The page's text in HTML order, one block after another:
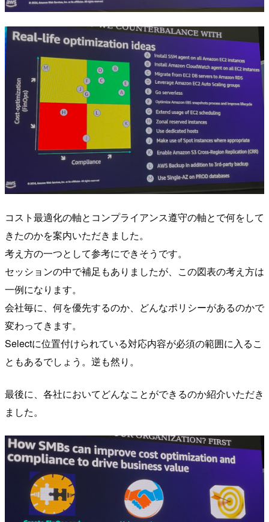
コスト最適化の軸とコンプライアンス遵守の軸とで何をして
きたのかを案内いただきました。
考え方の一つとして参考にできそうです。
セッションの中で補足もありましたが、この図表の考え方は
一例になります。
会社毎に、何を優先するのか、どんなポリシーがあるのかで
変わってきます。
Selectに位置付けられている対応内容が必須の範囲に入るこ
ともあるでしょう。逆も然り。
最後に、各社においてどんなことができるのか紹介いただき
ました。